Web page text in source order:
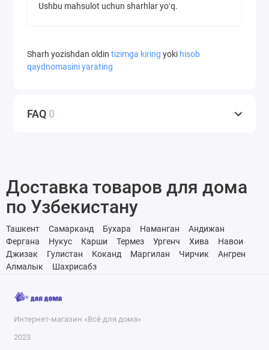
Ushbu mahsulot uchun sharhlar yoʻq.
Sharh yozishdan oldin tizimga kiring yoki hisob
qaydnomasini yarating
FAQ 0
Доставка товаров для дома
по Узбекистану
Ташкент Самарканд Бухара Наманган
Андижан
Фергана
Нукус Карши Термез Ургенч Хива
Навои
Джизак
Гулистан Коканд Маргилан Чирчик
Ангрен
Алмалык
Шахрисабз
Интернет-магазин «Всё для дома»
2023